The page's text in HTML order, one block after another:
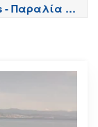
- Παραλία de
- Spain